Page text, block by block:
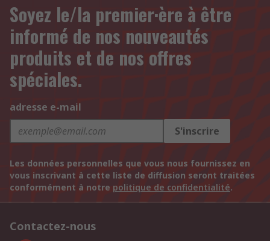
Soyez le/la premier·ère à être
informé de nos nouveautés
produits et de nos offres
spéciales.
adresse e-mail
S'inscrire
Les données personnelles que vous nous fournissez en
vous inscrivant à cette liste de diffusion seront traitées
conformément à notre politique de confidentialité.
Contactez-nous